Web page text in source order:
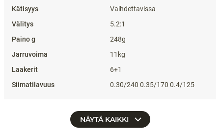
Vaihdettavissa
5.2:1
248g
11kg
6+1
0.30/240 0.35/170 0.4/125
NÄYTÄ KAIKKI